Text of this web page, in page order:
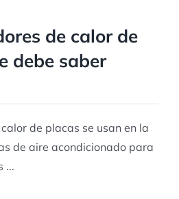
de calor de
debe saber
de placas se usan en la
de aire acondicionado para
...